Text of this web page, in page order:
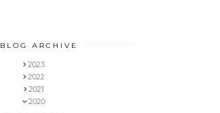
BLOG ARCHIVE
2023
2022
2021
2020